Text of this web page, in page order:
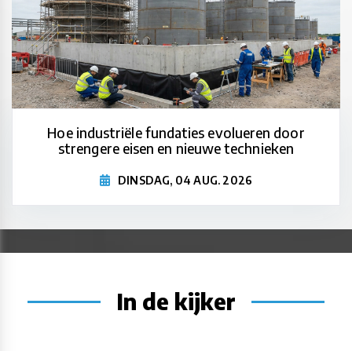
Hoe industriële fundaties evolueren door
strengere eisen en nieuwe technieken
DINSDAG, 04 AUG. 2026
In de kijker